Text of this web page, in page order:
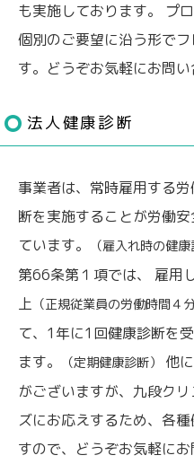
も実施しております。 プ
個別のご要望に沿う形で
す。どうぞお気軽にお問い
法人健康診断
事業者は、常時雇用する
断を実施することが労働
ています。
（雇入れ時の健康
第66条第１項では、 雇用
上 （正規従業員の労働時間４
て、1年に1回健康診断を
ます。
（定期健康診断）
他
がございますが、九段ク
ズにお応えするため、各
すので、どうぞお気軽にお